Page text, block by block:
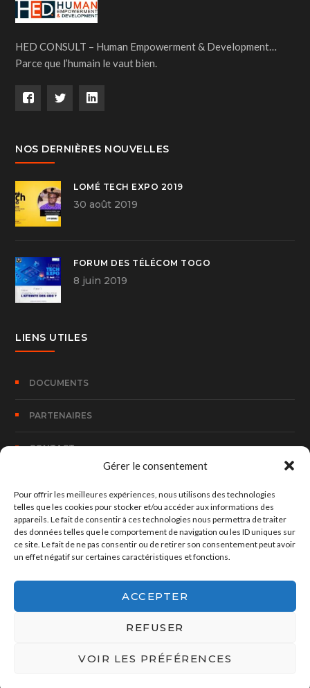
Gérer le consentement
Pour offrir les meilleures expériences, nous utilisons des technologies
telles que les cookies pour stocker et/ou accéder aux informations des
appareils. Le fait de consentir à ces technologies nous permettra de traiter
des données telles que le comportement de navigation ou les ID uniques sur
ce site. Le fait de ne pas consentir ou de retirer son consentement peut avoir
un effet négatif sur certaines caractéristiques et fonctions.
ACCEPTER
REFUSER
VOIR LES PRÉFÉRENCES
HED CONSULT – Human Empowerment & Development…
Parce que l’humain le vaut bien.
NOS DERNIÈRES NOUVELLES
LOMÉ TECH EXPO 2019
30 août 2019
FORUM DES TÉLÉCOM TOGO
8 juin 2019
LIENS UTILES
DOCUMENTS
PARTENAIRES
CONTACT
CONTACT
100, Rue Bombouaka 14 B.P. 170 Lomé – TOGO